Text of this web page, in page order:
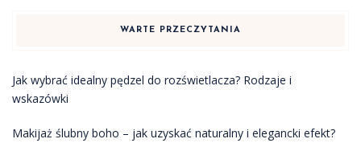
WARTE PRZECZYTANIA
Jak wybrać idealny pędzel do rozświetlacza? Rodzaje i
wskazówki
Makijaż ślubny boho – jak uzyskać naturalny i elegancki efekt?